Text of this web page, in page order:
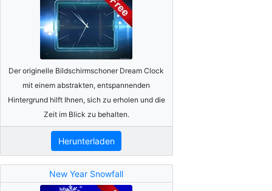
Der originelle Bildschirmschoner Dream Clock
mit einem abstrakten, entspannenden
Hintergrund hilft Ihnen, sich zu erholen und die
Zeit im Blick zu behalten.
Herunterladen
New Year Snowfall